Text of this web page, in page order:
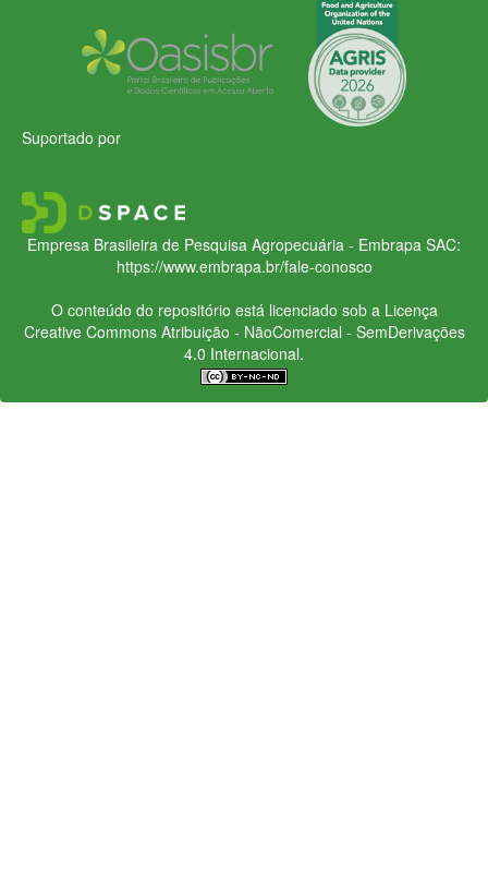
Suportado por
Empresa Brasileira de Pesquisa Agropecuária - Embrapa SAC:
https://www.embrapa.br/fale-conosco
O conteúdo do repositório está licenciado sob a Licença
Creative CommonsAtribuição - NãoComercial - SemDerivações
4.0 Internacional.